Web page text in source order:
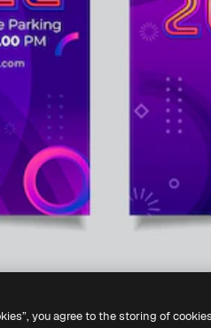
you agree to the storing of